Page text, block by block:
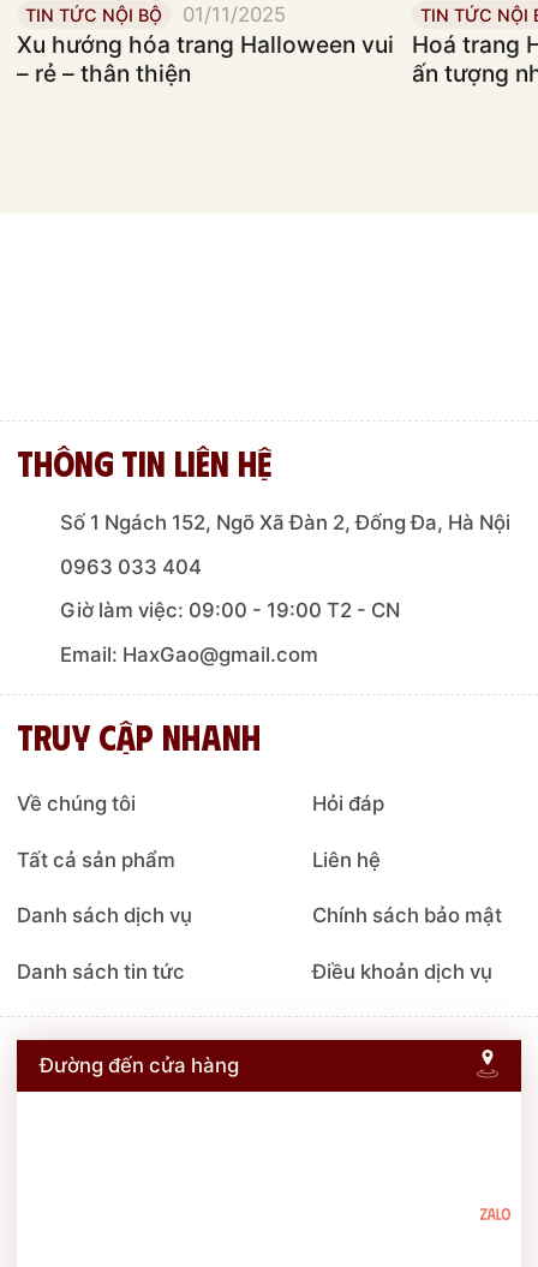
TIN TỨC NỘI BỘ 01/11/2025
Xu hướng hóa trang Halloween vui
– rẻ – thân thiện
TIN TỨC NỘI
Hoá trang
ấn tượng
Thông tin liên hệ
Số 1 Ngách 152, Ngõ Xã Đàn 2, Đống Đa, Hà Nội
0963 033 404
Giờ làm việc: 09:00 - 19:00 T2 - CN
Email: HaxGao@gmail.com
Truy cập nhanh
Về chúng tôi Hỏi đáp
Tất cả sản phẩm Liên hệ
Danh sách dịch vụ Chính sách bảo mật
Danh sách tin tức Điều khoản dịch vụ
Đường đến cửa hàng